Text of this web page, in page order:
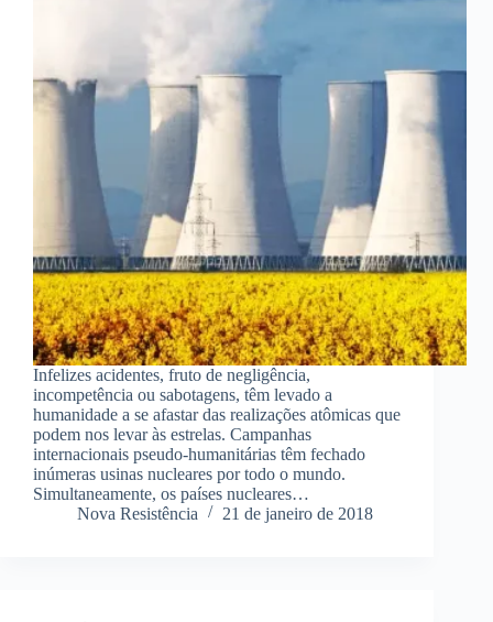
Infelizes acidentes, fruto de negligência,
incompetência ou sabotagens, têm levado a
humanidade a se afastar das realizações atômicas que
podem nos levar às estrelas. Campanhas
internacionais pseudo-humanitárias têm fechado
inúmeras usinas nucleares por todo o mundo.
Simultaneamente, os países nucleares…
Nova Resistência
21 de janeiro de 2018